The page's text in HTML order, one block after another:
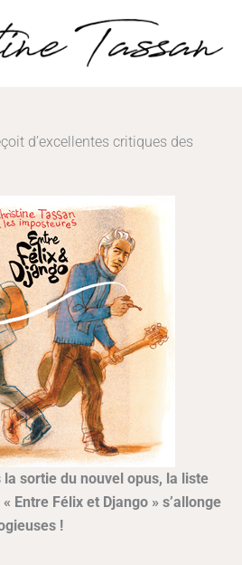
d’excellentes critiques des
sortie du nouvel opus, la liste
Entre Félix et Django » s’allonge
!